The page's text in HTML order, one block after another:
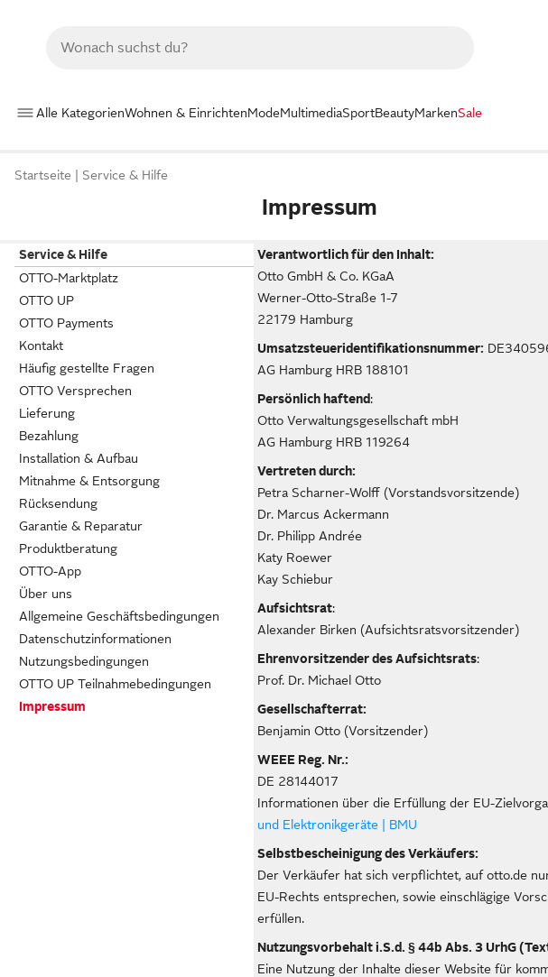
Alle KategorienWohnen & EinrichtenModeMultimediaSportBeautyMarkenSale
Startseite Service & Hilfe
Impressum
Service & Hilfe
OTTO-Marktplatz
OTTO UP
OTTO Payments
Kontakt
Häufig gestellte Fragen
OTTO Versprechen
Lieferung
Bezahlung
Installation & Aufbau
Mitnahme & Entsorgung
Rücksendung
Garantie & Reparatur
Produktberatung
OTTO-App
Über uns
Allgemeine Geschäftsbedingungen
Datenschutzinformationen
Nutzungsbedingungen
OTTO UP Teilnahmebedingungen
Impressum
Verantwortlich für den Inhalt:
Otto GmbH & Co. KGaA
Werner-Otto-Straße 1-7
22179 Hamburg
Umsatzsteueridentifikationsnummer:
AG Hamburg HRB 188101
Persönlich haftend:
Otto Verwaltungsgesellschaft mbH
AG Hamburg HRB 119264
Vertreten durch:
Petra Scharner-Wolff (Vorstandsvorsitzende)
Dr. Marcus Ackermann
Dr. Philipp Andrée
Katy Roewer
Kay Schiebur
Aufsichtsrat:
Alexander Birken (Aufsichtsratsvorsitzender)
Ehrenvorsitzender des Aufsichtsrats:
Prof. Dr. Michael Otto
Gesellschafterrat:
Benjamin Otto (Vorsitzender)
WEEE Reg. Nr.:
DE 28144017
Informationen über die Erfüllung der EU-
und Elektronikgeräte | BMU
Selbstbescheinigung des Verkäufers:
Der Verkäufer hat sich verpflichtet, auf otto.de
EU-Rechts entsprechen, sowie einschlägige
erfüllen.
Nutzungsvorbehalt i.S.d. § 44b Abs. 3 UrhG
Eine Nutzung der Inhalte dieser Website für